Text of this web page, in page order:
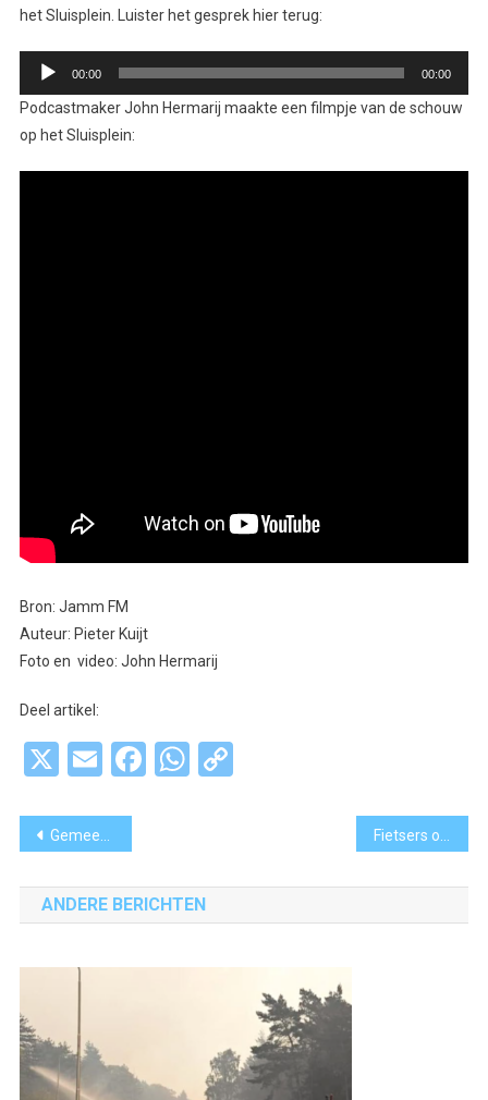
het Sluisplein. Luister het gesprek hier terug:
Audiospeler
00:00 00:00
Podcastmaker John Hermarij maakte een filmpje van de schouw
op het Sluisplein:
Bron: Jamm FM
Auteur: Pieter Kuijt
Foto en video: John Hermarij
Deel artikel:
X EmailFacebook
WhatsApp
Copy
Bericht
navigatie
Gemeente tekent voorovereenkomsten eerste 500 woningen Nieuw Legmeer
ANDERE BERICHTEN